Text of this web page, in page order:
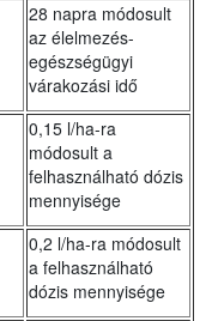
28 napra módosult
az élelmezés-
egészségügyi
várakozási idő
0,15 l/ha-ra
módosult a
felhasználható dózis
mennyisége
0,2 l/ha-ra módosult
a felhasználható
dózis mennyisége